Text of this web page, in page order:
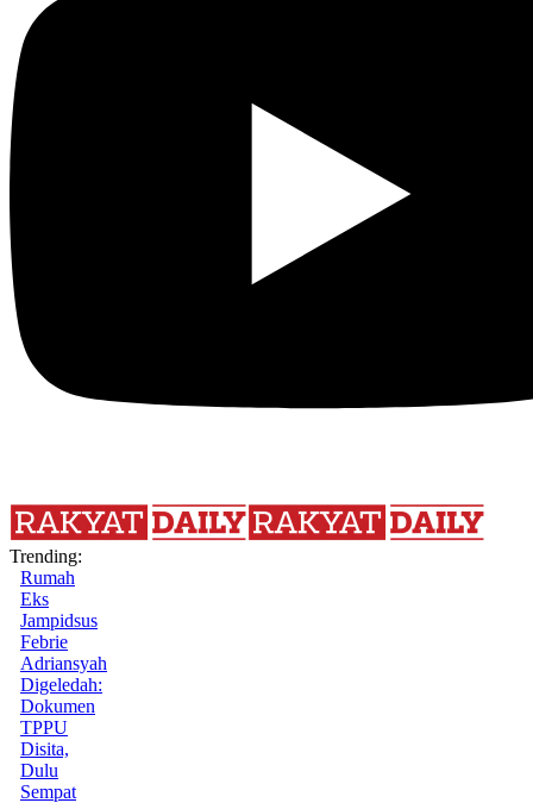
Trending:
Rumah
Eks
Jampidsus
Febrie
Adriansyah
Digeledah:
Dokumen
TPPU
Disita,
Dulu
Sempat